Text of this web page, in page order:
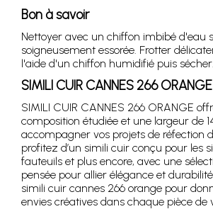
Bon à savoir
Nettoyer avec un chiffon imbibé d'eau
soigneusement essorée. Frotter
l'aide d'un chiffon humidifié puis sécher.
SIMILI CUIR CANNES 266
SIMILI CUIR CANNES 266 ORANGE
composition étudiée et une largeur de
accompagner vos projets de réfection
profitez d’un simili cuir conçu pour les
fauteuils et plus encore, avec une
pensée pour allier élégance et
simili cuir cannes 266 orange pour
envies créatives dans chaque pièce de